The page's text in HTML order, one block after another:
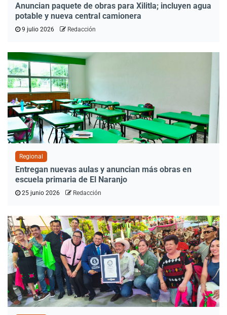
Anuncian paquete de obras para Xilitla; incluyen agua
potable y nueva central camionera
9 julio 2026 Redacción
Regional
Entregan nuevas aulas y anuncian más obras en
escuela primaria de El Naranjo
25 junio 2026 Redacción